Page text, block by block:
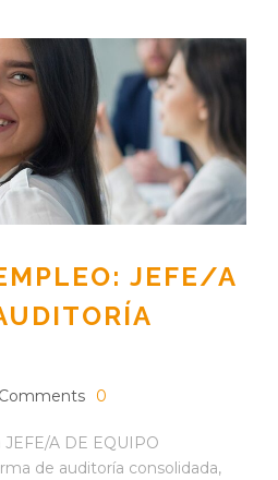
JEFE/A
Comments 0
A DE EQUIPO
de auditoría consolidada,